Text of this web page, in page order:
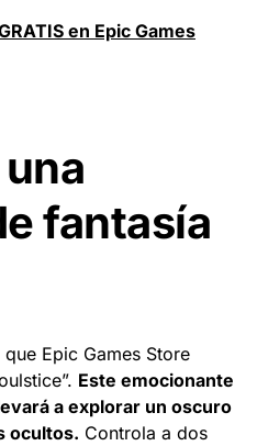
en Epic Games
fantasía
Epic Games Store
Este emocionante
a explorar un oscuro
ocultos. Controla a dos